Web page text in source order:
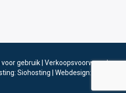
gebruik Verkoopsvoorwaarden
Siohosting Webdesign: Sinergio